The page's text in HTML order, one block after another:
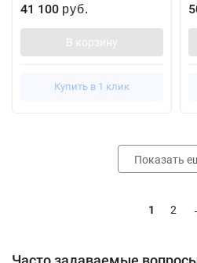
41 100 руб.
В корзину
Купить в 1 клик
Показать
1 2